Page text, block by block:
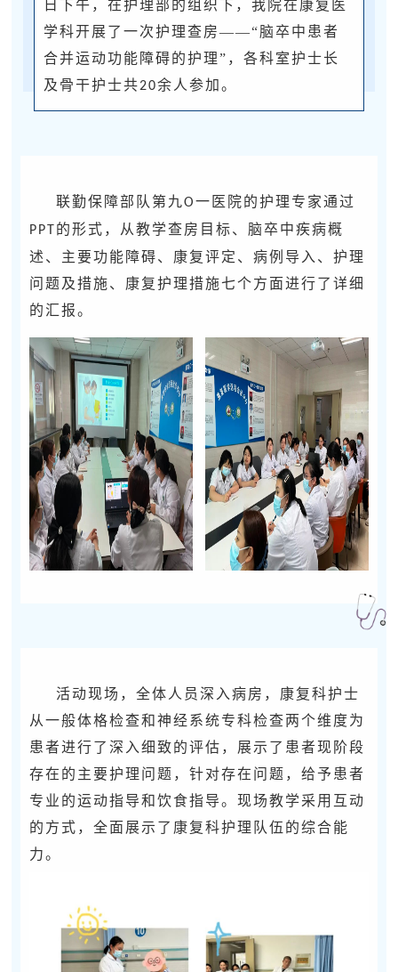
日下午，在护理部的组织下，我院在康复医
学科开展了一次护理查房——“脑卒中患者
合并运动功能障碍的护理”，各科室护士长
及骨干护士共20余人参加。
联勤保障部队第九O一医院的护理专家通过
PPT 的形式，从教学查房目标、脑卒中疾病概
述、主要功能障碍、康复评定、病例导入、护理
问题及措施、康复护理措施七个方面进行了详细
的汇报。
活动现场，全体人员深入病房，康复科护士
从一般体格检查和神经系统专科检查两个维度为
患者进行了深入细致的评估，展示了患者现阶段
存在的主要护理问题，针对存在问题，给予患者
专业的运动指导和饮食指导。现场教学采用互动
的方式，全面展示了康复科护理队伍的综合能
力。